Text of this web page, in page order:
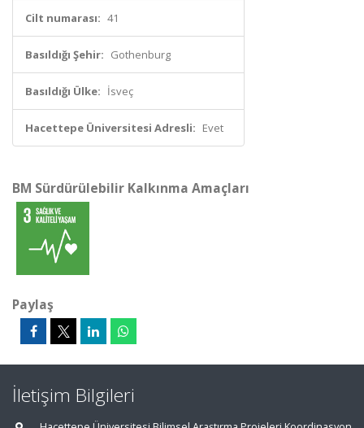
Cilt numarası: 41
Basıldığı Şehir: Gothenburg
Basıldığı Ülke: İsveç
Hacettepe Üniversitesi Adresli: Evet
BM Sürdürülebilir Kalkınma Amaçları
Paylaş
İletişim Bilgileri